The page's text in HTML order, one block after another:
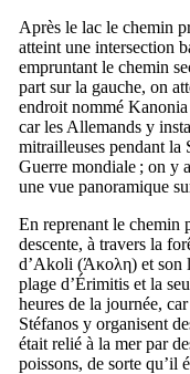
Après le lac le chemin
atteint une intersection
empruntant le chemin
part sur la gauche, on
endroit nommé
car les Allemands y
mitrailleuses pendant la
Guerre mondiale ; on y
une vue panoramique
En reprenant le chemin
descente, à travers la
d’Akoli (Άκολη) et son
plage d’Érimitis et la
heures de la journée,
Stéfanos y organisent
était relié à la mer par
poissons, de sorte qu’il